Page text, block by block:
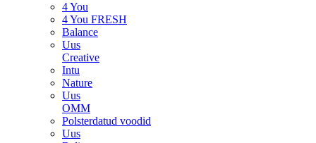
4 You
4 You FRESH
Balance
Uus
Creative
Intu
Nature
Uus
OMM
Polsterdatud voodid
Uus